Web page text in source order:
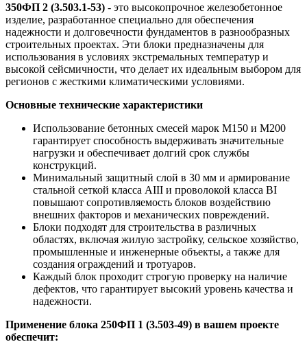
350ФП 2 (3.503.1-53) - это высокопрочное железобетонное
изделие, разработанное специально для обеспечения
надежности и долговечности фундаментов в разнообразных
строительных проектах. Эти блоки предназначены для
использования в условиях экстремальных температур и
высокой сейсмичности, что делает их идеальным выбором для
регионов с жесткими климатическими условиями.
Основные технические характеристики
Использование бетонных смесей марок М150 и М200
гарантирует способность выдерживать значительные
нагрузки и обеспечивает долгий срок службы
конструкций.
Минимальный защитный слой в 30 мм и армирование
стальной сеткой класса AIII и проволокой класса BI
повышают сопротивляемость блоков воздействию
внешних факторов и механических повреждений.
Блоки подходят для строительства в различных
областях, включая жилую застройку, сельское хозяйство,
промышленные и инженерные объекты, а также для
создания ограждений и тротуаров.
Каждый блок проходит строгую проверку на наличие
дефектов, что гарантирует высокий уровень качества и
надежности.
Применение блока 250ФП 1 (3.503-49) в вашем проекте
обеспечит: